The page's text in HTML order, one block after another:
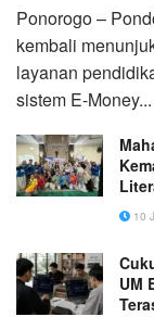
Ponorogo –
kembali
layanan
sistem E-Money...
10
UM